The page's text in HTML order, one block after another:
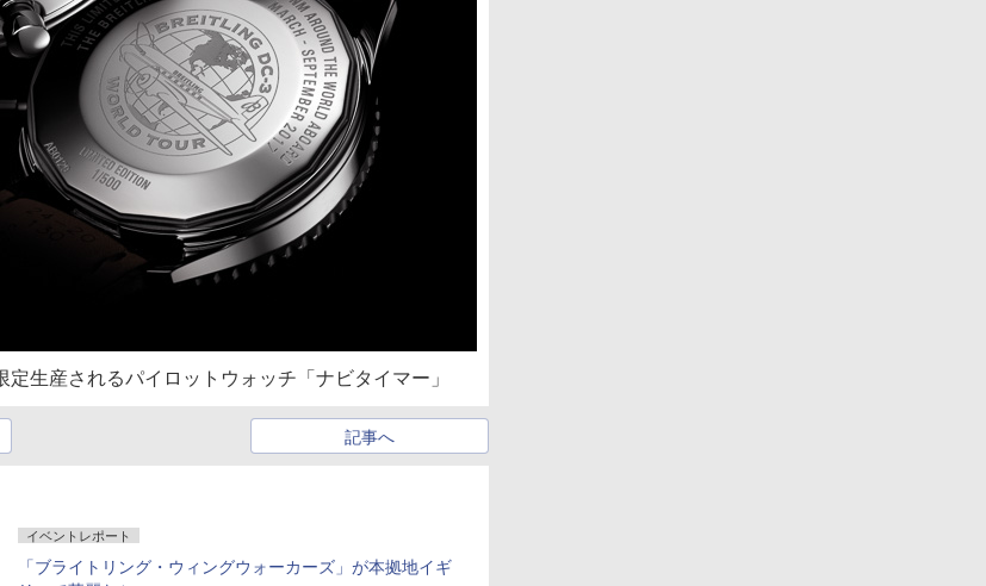
生産されるパイロットウォッチ「ナビタイマー」
記事へ
イベントレポート
「ブライトリング・ウィングウォーカーズ」が本拠地イギ